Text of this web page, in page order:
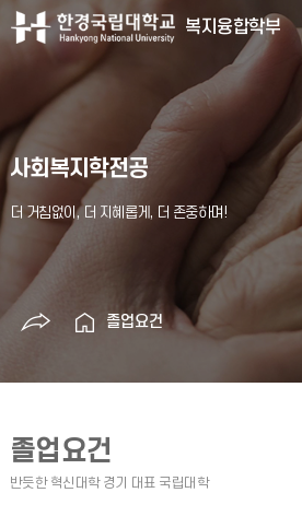
복지융합학부
사회복지학전공
졸업요건
졸업요건